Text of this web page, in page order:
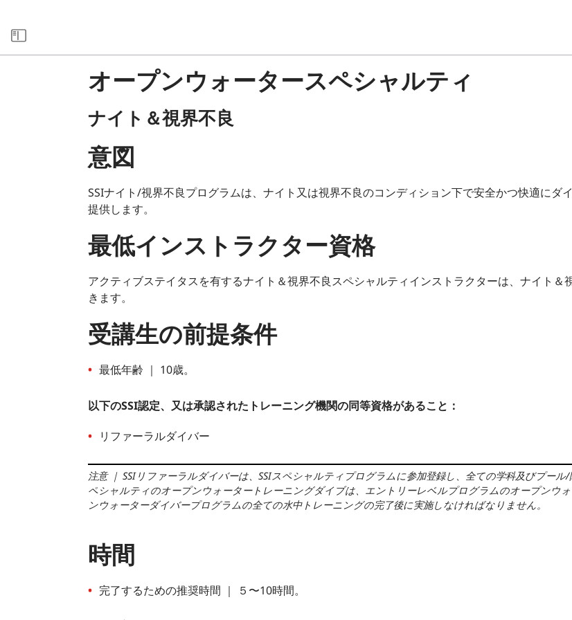
オープンウォータースペシャルティ
ナイト＆視界不良
意図
SSIナイト/視界不良プログラムは、ナイト又は視界不良のコンディション下で安全かつ快適にダ
提供します。
最低インストラクター資格
アクティブステイタスを有するナイト＆視界不良スペシャルティインストラクターは、ナイト
きます。
受講生の前提条件
最低年齢 ｜ 10歳。
以下のSSI認定、又は承認されたトレーニング機関の同等資格があること：
リファーラルダイバー
注意 ｜ SSIリファーラルダイバーは、SSIスペシャルティプログラムに参加登録し、全ての学科及びプー
ペシャルティのオープンウォータートレーニングダイブは、エントリーレベルプログラムのオープンウ
ンウォーターダイバープログラムの全ての水中トレーニングの完了後に実施しなければなりません。
時間
完了するための推奨時間 ｜ ５〜10時間。